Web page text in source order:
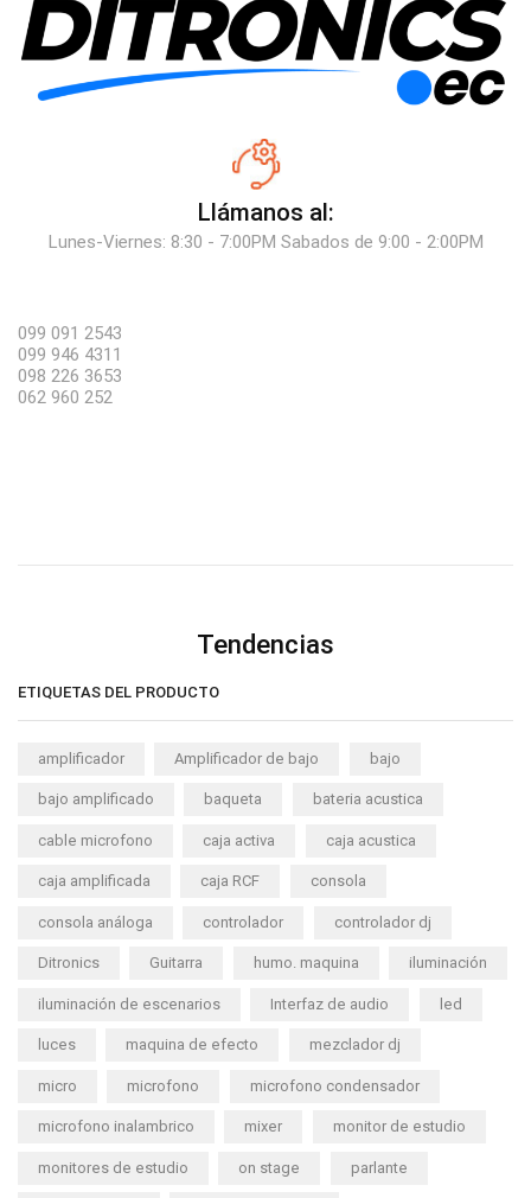
Llámanos al:
Lunes-Viernes: 8:30 - 7:00PM Sabados de 9:00 - 2:00PM
099 091 2543
099 946 4311
098 226 3653
062 960 252
Tendencias
ETIQUETAS DEL PRODUCTO
amplificador Amplificador de bajo bajo
bajo amplificado baqueta bateria acustica
cable microfono caja activa caja acustica
caja amplificada caja RCF consola
consola análoga controlador controlador dj
Ditronics Guitarra humo. maquina iluminación
iluminación de escenarios Interfaz de audio led
luces maquina de efecto mezclador dj
micro microfono microfono condensador
microfono inalambrico mixer monitor de estudio
monitores de estudio on stage parlante